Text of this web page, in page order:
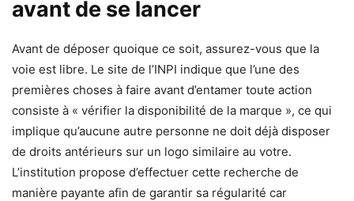
avant de se lancer
Avant de déposer quoique ce soit, assurez-vous que la
voie est libre. Le site de l’INPI indique que l’une des
premières choses à faire avant d’entamer toute action
consiste à « vérifier la disponibilité de la marque », ce qui
implique qu’aucune autre personne ne doit déjà disposer
de droits antérieurs sur un logo similaire au votre.
L’institution propose d’effectuer cette recherche de
manière payante afin de garantir sa régularité car